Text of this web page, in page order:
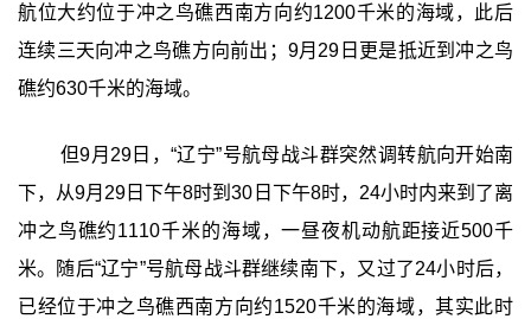
航位大约位于冲之鸟礁西南方向约1200千米的海域，此后
连续三天向冲之鸟礁方向前出；9月29日更是抵近到冲之鸟
礁约630千米的海域。
但9月29日，“辽宁”号航母战斗群突然调转航向开始南
下，从9月29日下午8时到30日下午8时，24小时内来到了离
冲之鸟礁约1110千米的海域，一昼夜机动航距接近500千
米。随后“辽宁”号航母战斗群继续南下，又过了24小时后，
已经位于冲之鸟礁西南方向约1520千米的海域，其实此时